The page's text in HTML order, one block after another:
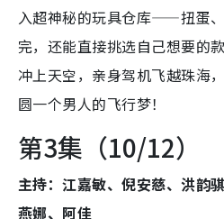
入超神秘的玩具仓库——扭蛋
完，还能直接挑选自己想要的
冲上天空，亲身驾机飞越珠海
圆一个男人的飞行梦！
第3集（10/12）
主持：江嘉敏、倪安慈、洪韵
燕娜、阿佳